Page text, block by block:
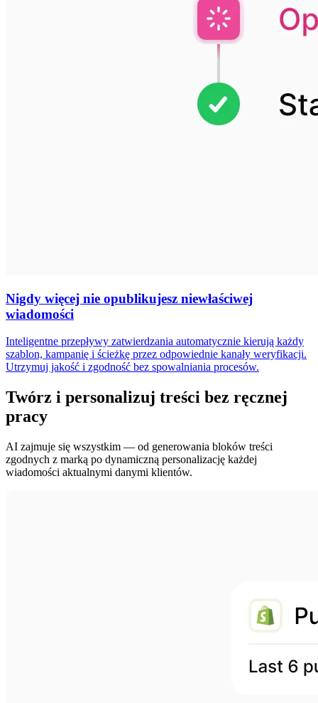
Nigdy więcej nie opublikujesz niewłaściwej
wiadomości
Inteligentne przepływy zatwierdzania automatycznie kierują każdy
szablon, kampanię i ścieżkę przez odpowiednie kanały weryfikacji.
Utrzymuj jakość i zgodność bez spowalniania procesów.
Twórz i personalizuj treści bez ręcznej
pracy
AI zajmuje się wszystkim — od generowania bloków treści
zgodnych z marką po dynamiczną personalizację każdej
wiadomości aktualnymi danymi klientów.